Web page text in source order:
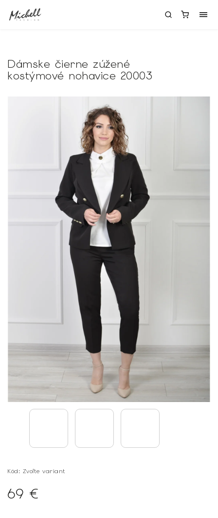
Dámske čierne zúžené
kostýmové nohavice 20003
Kód: Zvoľte variant
69 €